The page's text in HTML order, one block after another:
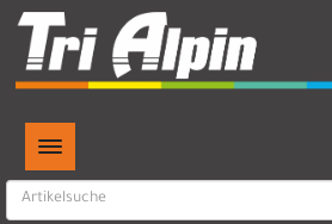
TOGGLE NAVIGATION